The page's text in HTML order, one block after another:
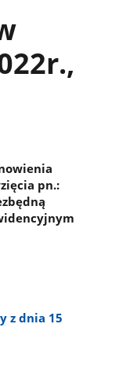
pn.:
z dnia 15